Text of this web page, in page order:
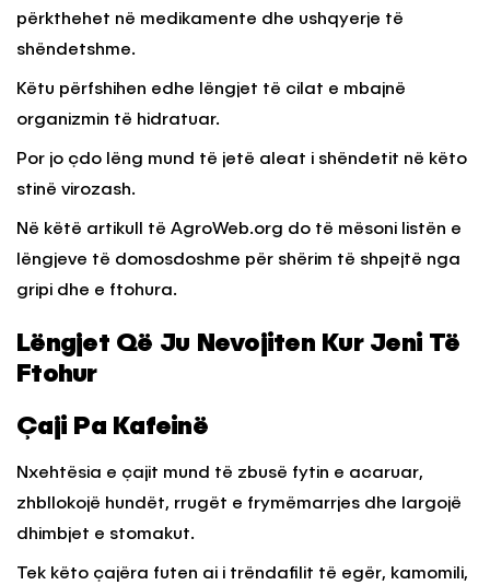
përkthehet në medikamente dhe ushqyerje të
shëndetshme.
Këtu përfshihen edhe lëngjet të cilat e mbajnë
organizmin të hidratuar.
Por jo çdo lëng mund të jetë aleat i shëndetit në këto
stinë virozash.
Në këtë artikull të AgroWeb.org do të mësoni listën e
lëngjeve të domosdoshme për shërim të shpejtë nga
gripi dhe e ftohura.
Lëngjet Që Ju Nevojiten Kur Jeni Të
Ftohur
Çaji Pa Kafeinë
Nxehtësia e çajit mund të zbusë fytin e acaruar,
zhbllokojë hundët, rrugët e frymëmarrjes dhe largojë
dhimbjet e stomakut.
Tek këto çajëra futen ai i trëndafilit të egër, kamomili,